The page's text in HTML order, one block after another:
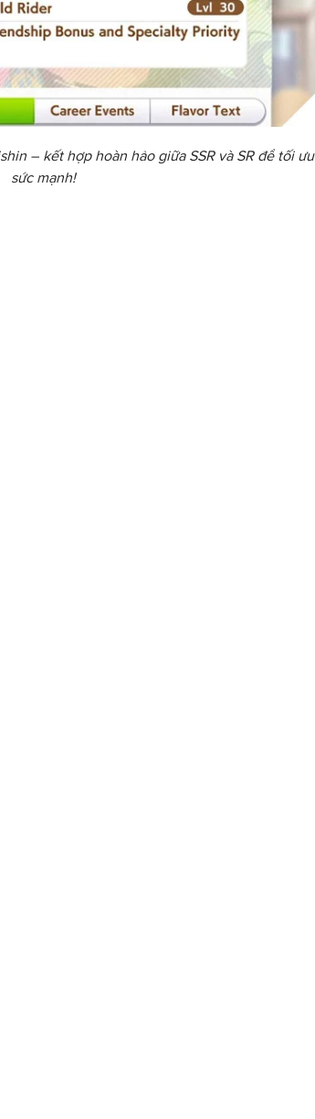
– kết hợp hoàn hảo giữa SSR và SR để tối ưu
sức mạnh!